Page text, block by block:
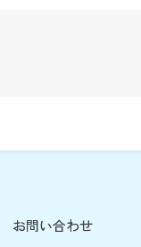
お問い合わせ